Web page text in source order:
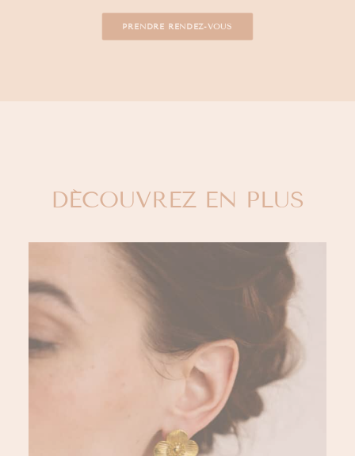
PRENDRE RENDEZ-VOUS
DÉCOUVREZ EN PLUS